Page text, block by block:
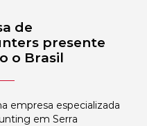
de
presente
o Brasil
empresa especializada
em Serra